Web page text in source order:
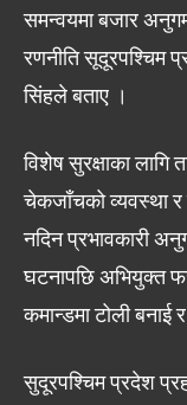
समन्वयमा बजार
रणनीति सूदूरपश्चिम
सिंहले बताए ।
विशेष सुरक्षाका लागि
चेकजाँचको व्यवस्था र
नदिन प्रभावकारी
घटनापछि अभियुक्त
कमान्डमा टोली बनाई
सुदूरपश्चिम प्रदेश